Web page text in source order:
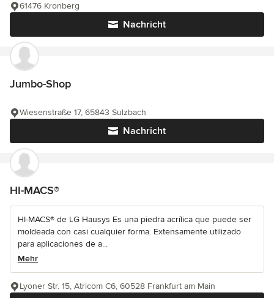
Nachricht
61476 Kronberg
Jumbo-Shop
Nachricht
Wiesenstraße 17, 65843 Sulzbach
HI-MACS®
HI-MACS® de LG Hausys Es una piedra acrílica que puede ser
moldeada con casi cualquier forma. Extensamente utilizado
para aplicaciones de a...
Mehr
Lyoner Str. 15, Atricom C6, 60528 Frankfurt am Main